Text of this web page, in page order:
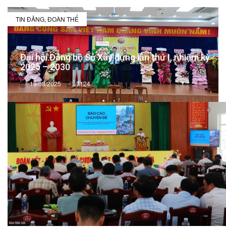
TIN ĐẢNG, ĐOÀN THỂ
Đại hội Đảng bộ Sở Xây dựng lần thứ I, nhiệm kỳ
2025 – 2030
19/08/2025 7124